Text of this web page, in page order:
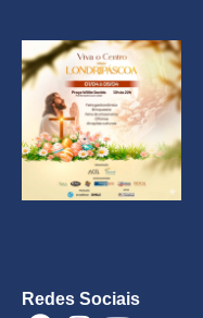
Redes Sociais